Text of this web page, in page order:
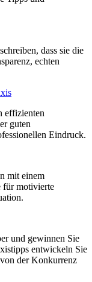
dass sie die
echten
effizienten
guten
Eindruck.
mit einem
für motivierte
und gewinnen Sie
entwickeln Sie
der Konkurrenz